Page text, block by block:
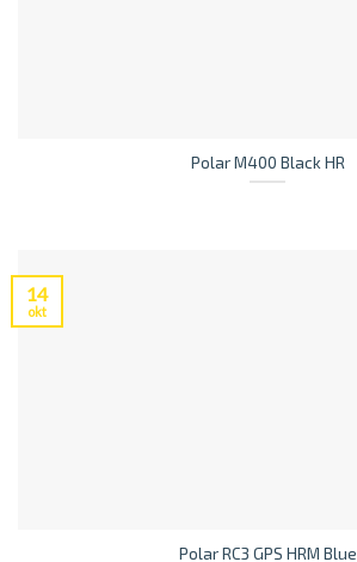
Polar M400 Black HR
Polar RC3 GPS HRM Blue
14
okt